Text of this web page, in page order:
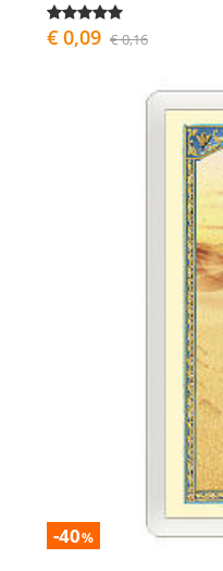
€ 0,09 € 0,16
-40%